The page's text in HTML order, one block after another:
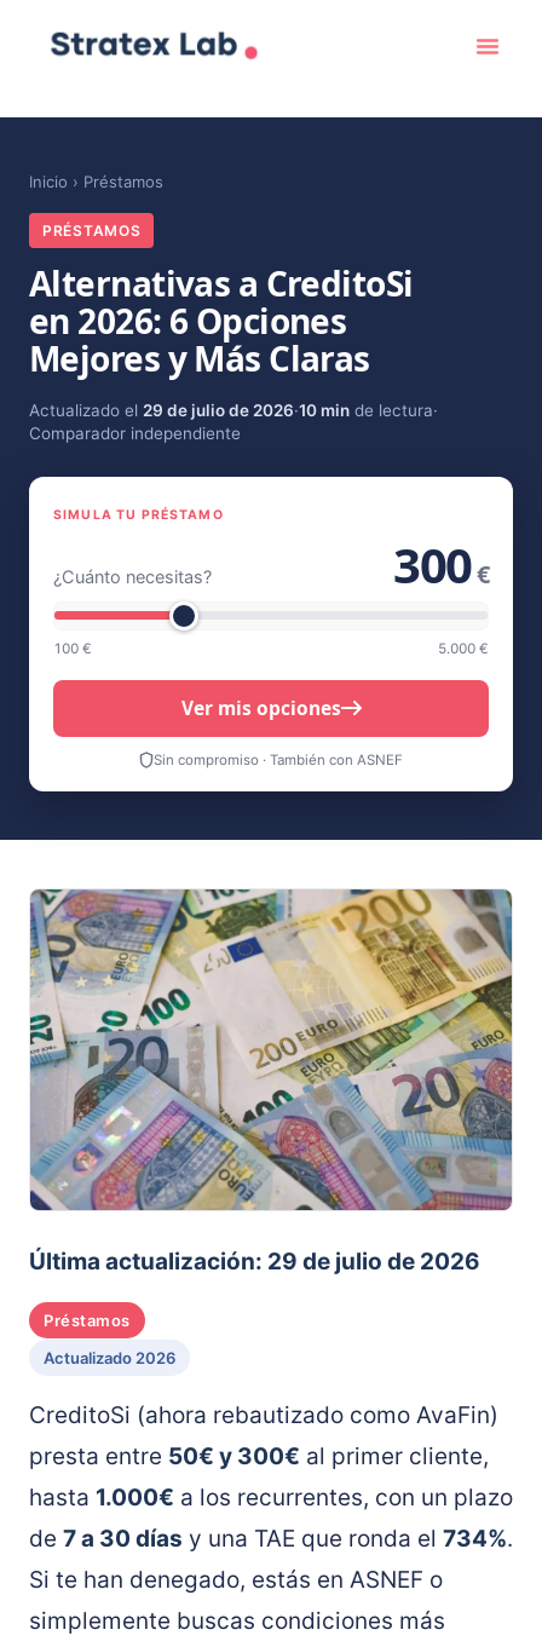
Inicio › Préstamos
PRÉSTAMOS
Alternativas a CreditoSi
en 2026: 6 Opciones
Mejores y Más Claras
Actualizado el 29 de julio de 2026·10 min de lectura·
Comparador independiente
SIMULA TU PRÉSTAMO
¿Cuánto necesitas? 300€
100 € 5.000 €
Ver mis opciones
Sin compromiso · También con ASNEF
Última actualización: 29 de julio de 2026
Préstamos
Actualizado 2026
CreditoSi (ahora rebautizado como AvaFin)
presta entre 50€ y 300€ al primer cliente,
hasta 1.000€ a los recurrentes, con un plazo
de 7 a 30 días y una TAE que ronda el 734%.
Si te han denegado, estás en ASNEF o
simplemente buscas condiciones más